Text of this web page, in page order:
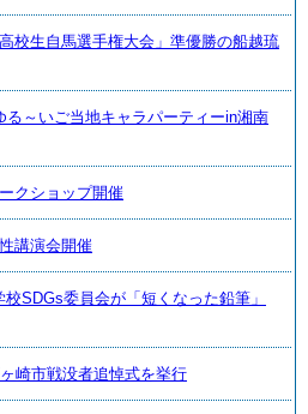
校生自馬選手権大会」準優勝の船越琉
～いご当地キャラパーティーin湘南
クショップ開催
講演会開催
SDGs委員会が「短くなった鉛筆」
崎市戦没者追悼式を挙行